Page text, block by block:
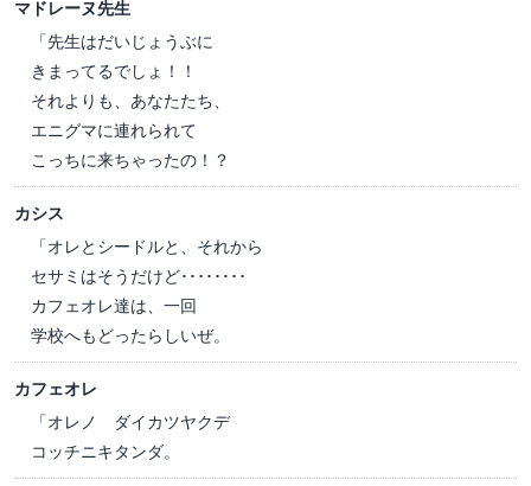
マドレーヌ先生
「先生はだいじょうぶに
きまってるでしょ！！
それよりも、あなたたち、
エニグマに連れられて
こっちに来ちゃったの！？
カシス
「オレとシードルと、それから
セサミはそうだけど････････
カフェオレ達は、一回
学校へもどったらしいぜ。
カフェオレ
「オレノ ダイカツヤクデ
コッチニキタンダ。